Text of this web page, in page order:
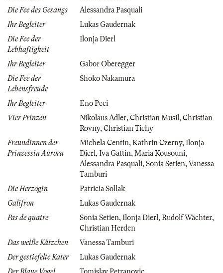
Die Fee des Gesangs
Alessandra Pasquali
Ihr Begleiter
Lukas Gaudernak
Die Fee der
Lebhaftigkeit
Ilonja Dierl
Ihr Begleiter
Gabor Oberegger
Die Fee der
Lebensfreude
Shoko Nakamura
Ihr Begleiter
Eno Peci
Vier Prinzen
Nikolaus Adler, Christian Musil , Christian
Rovny, Christian Tichy
Freundinnen der
Prinzessin Aurora
Michela Centin, Kathrin Czerny, Ilonja
Dierl , Iva Gattin, Maria Kousouni,
Alessandra Pasquali, Sonia Setien, Vanessa
Tamburi
Die Herzogin
Patricia Sollak
Galifron
Lukas Gaudernak
Pas de quatre
Sonia Setien, Ilonja Dierl , Rudolf Wächter,
Christian Herden
Das weiße Kätzchen
Vanessa Tamburi
Der gestiefelte Kater
Lukas Gaudernak
Der Blaue Vogel
Tomislav Petranovic